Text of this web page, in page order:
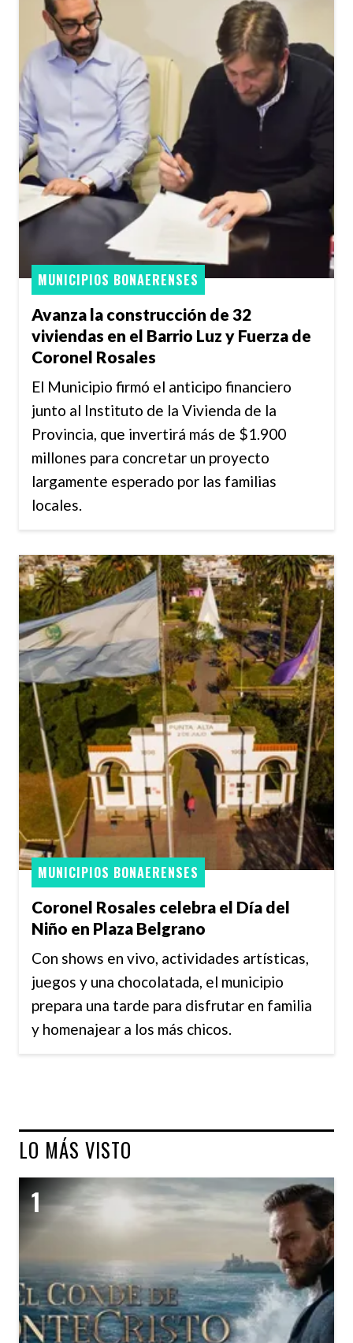
Avanza la construcción de 32
viviendas en el Barrio Luz y Fuerza de
Coronel Rosales
MUNICIPIOS BONAERENSES
El Municipio firmó el anticipo financiero
junto al Instituto de la Vivienda de la
Provincia, que invertirá más de $1.900
millones para concretar un proyecto
largamente esperado por las familias
locales.
Coronel Rosales celebra el Día del
Niño en Plaza Belgrano
MUNICIPIOS BONAERENSES
Con shows en vivo, actividades artísticas,
juegos y una chocolatada, el municipio
prepara una tarde para disfrutar en familia
y homenajear a los más chicos.
LO MÁS VISTO